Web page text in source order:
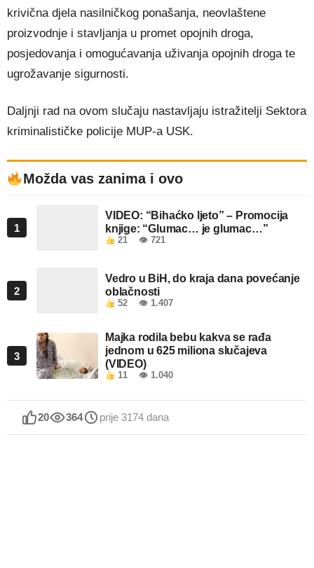
krivična djela nasilničkog ponašanja, neovlaštene
proizvodnje i stavljanja u promet opojnih droga,
posjedovanja i omogućavanja uživanja opojnih droga te
ugrožavanje sigurnosti.
Daljnji rad na ovom slučaju nastavljaju istražitelji Sektora
kriminalističke policije MUP-a USK.
Možda vas zanima i ovo
1
VIDEO: “Bihaćko ljeto” – Promocija
knjige: “Glumac… je glumac…”
21 👁 721
2
Vedro u BiH, do kraja dana povećanje
oblačnosti
52 👁 1.407
3
Majka rodila bebu kakva se rađa
jednom u 625 miliona slučajeva
(VIDEO)
11 👁 1.040
20 364 prije 3174 dana